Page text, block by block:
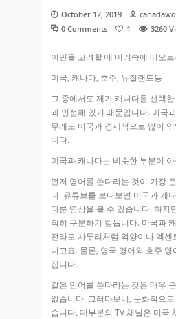
October 12, 2019
0 Comments
1 3260
이민을 고려할 때 머리속에 떠오
미국, 캐나다, 호주, 뉴질랜드등
그 중에서도 제가 캐나다를 선택
과 인접해 있기 때문입니다. 미국
무래도 미국과 경제적으로 많이
니다.
미국과 캐나다는 비슷한 부분이
먼저 영어를 쓴다라는 것이 가장
다. 유튜브를 보다보면 미국과 캐
다룬 영상을 볼 수 있습니다. 하지
직히 구분하기 힘듭니다. 미국과
전라도 사투리처럼 억양이나 엑
니고요. 물론, 영국 영어와 호주 영
집니다.
같은 언어를 쓴다라는 것은 매우
없습니다. 그러다보니, 문화적으
습니다. 대부분의 TV 채널은 미국